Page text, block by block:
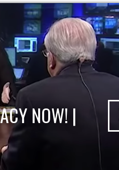
NOW! |